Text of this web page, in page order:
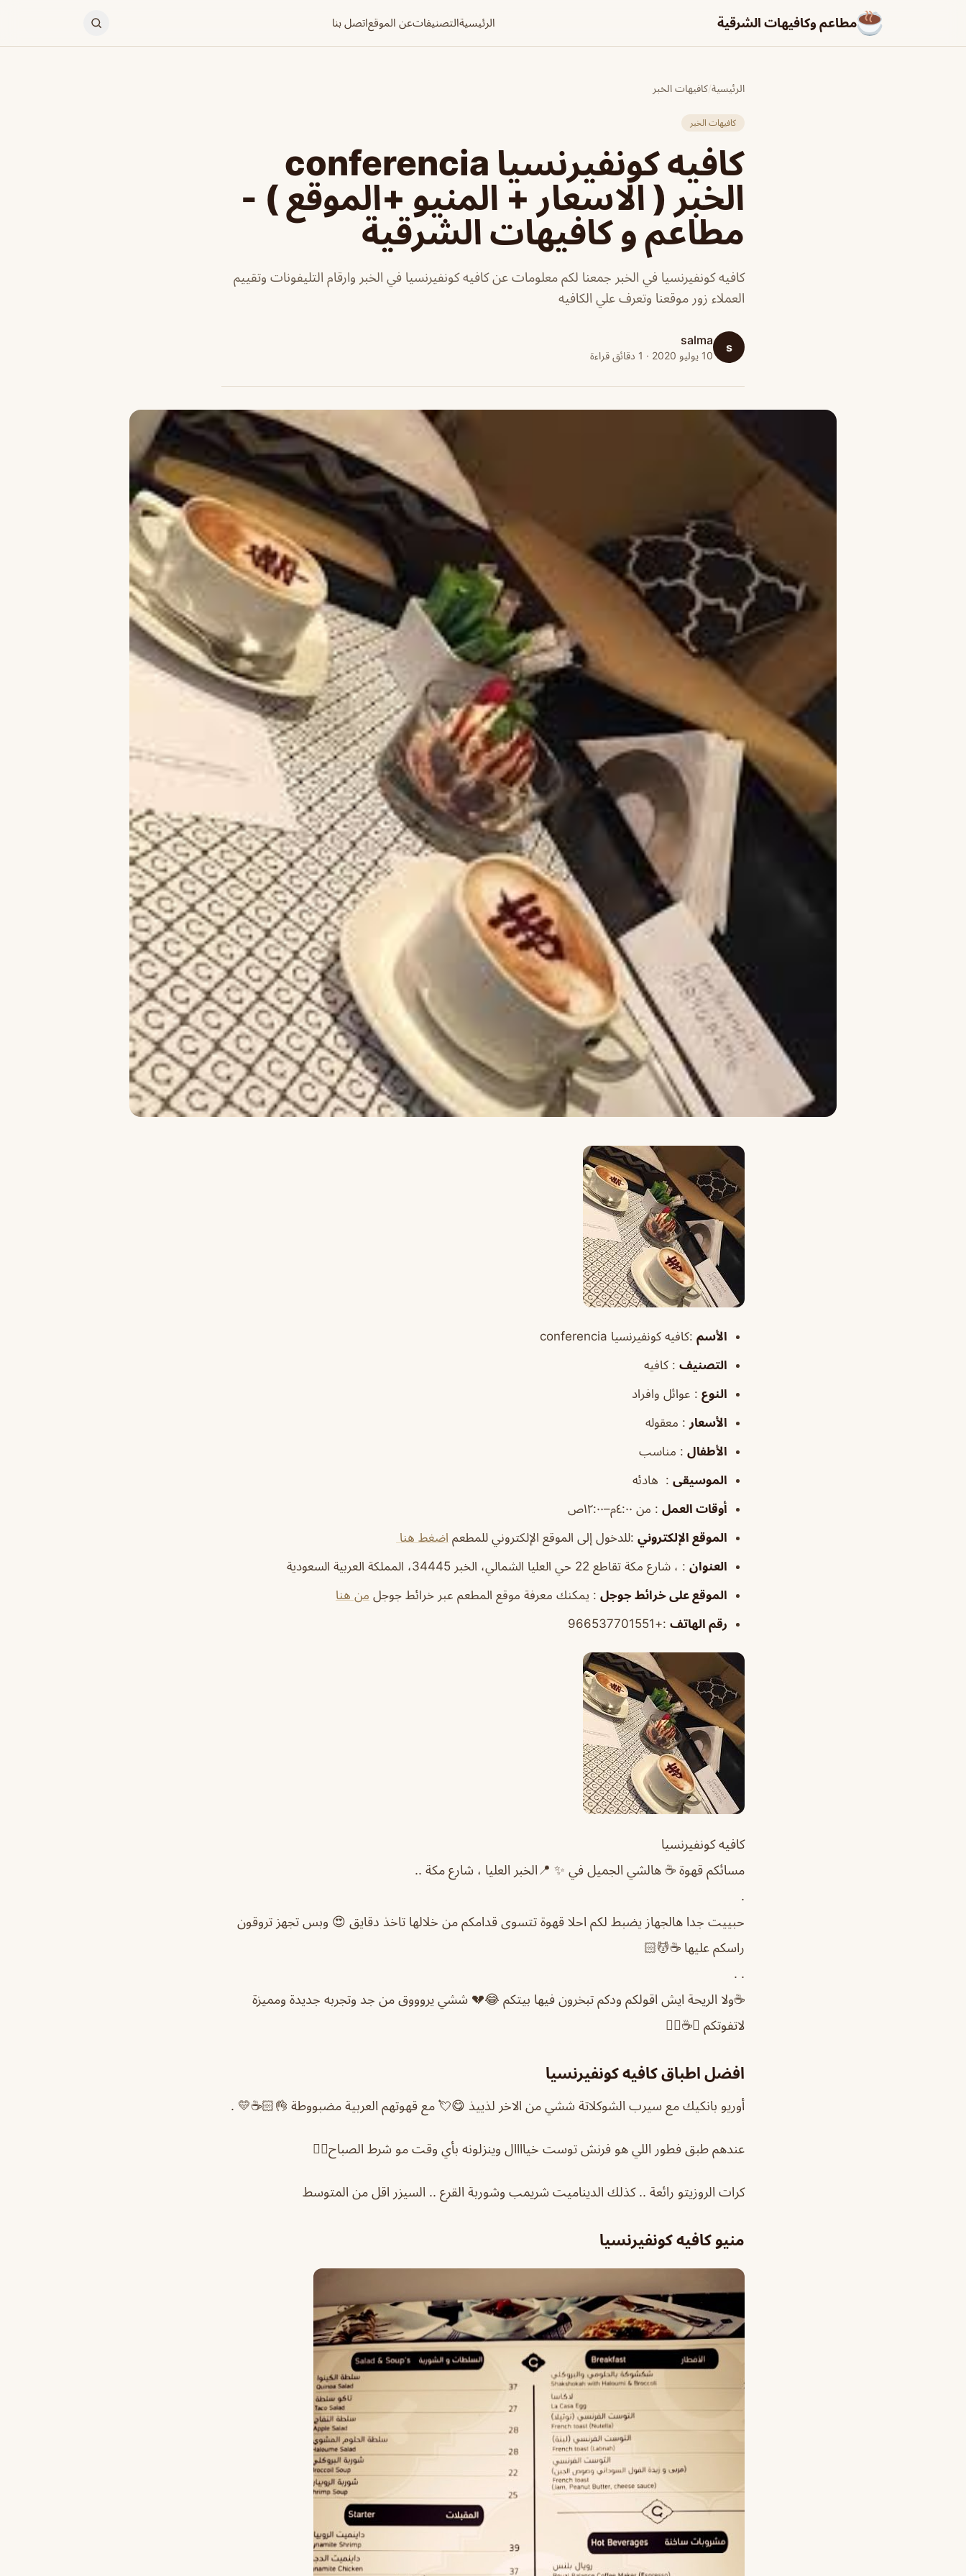
مطاعم وكافيهات الشرقية الرئيسيةالتصنيفاتعن الموقعاتصل بنا
الرئيسية/كافيهات الخبر
كافيهات الخبر
كافيه كونفيرنسيا conferencia
الخبر ( الاسعار + المنيو +الموقع ) -
مطاعم و كافيهات الشرقية
كافيه كونفيرنسيا في الخبر جمعنا لكم معلومات عن كافيه كونفيرنسيا في الخبر وارقام التليفونات وتقييم
العملاء زور موقعنا وتعرف علي الكافيه
s
salma
10 يوليو 2020 · 1 دقائق قراءة
الأسم :كافيه كونفيرنسيا conferencia
التصنيف : كافيه
النوع : عوائل وافراد
الأسعار : معقوله
الأطفال : مناسب
الموسيقى : هادئه
أوقات العمل : من ٤:٠٠م–١٢:٠٠ص
الموقع الإلكتروني :للدخول إلى الموقع الإلكتروني للمطعم اضغط هنا
العنوان : ، شارع مكة تقاطع 22 حي العليا الشمالي، الخبر 34445، المملكة العربية السعودية
الموقع على خرائط جوجل : يمكنك معرفة موقع المطعم عبر خرائط جوجل من هنا
رقم الهاتف :+966537701551
كافيه كونفيرنسيا
مسائكم قهوة ☕️ هالشي الجميل في ✨ 📍الخبر العليا ، شارع مكة ..
.
حبييت جدا هالجهاز يضبط لكم احلا قهوة تتسوى قدامكم من خلالها تاخذ دقايق 😍 وبس تجهز تروقون
راسكم عليها ☕️💆🏻
. .
☕️ولا الريحة ايش اقولكم ودكم تبخرون فيها بيتكم 😂💔 ششي يروووق من جد وتجربه جديدة ومميزة
لاتفوتكم 💛☕️👌🏻
افضل اطباق كافيه كونفيرنسيا
أوريو بانكيك مع سيرب الشوكلاتة ششي من الاخر لذييذ 😋💘 مع قهوتهم العربية مضبووطة 👌🏻☕️💛 .
عندهم طبق فطور اللي هو فرنش توست خياااال وينزلونه بأي وقت مو شرط الصباح👍🏻
كرات الروزيتو رائعة .. كذلك الديناميت شريمب وشوربة القرع .. السيزر اقل من المتوسط
منيو كافيه كونفيرنسيا